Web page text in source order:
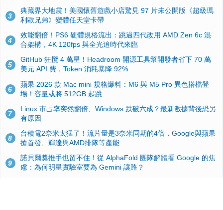
3
典藏界大地震！美國懷舊遊戲小店驚見 97 片未公開版《超級瑪
利歐兄弟》變體任天堂卡帶
4
效能翻倍！PS6 硬體規格流出：跳過四代改用 AMD Zen 6c 混
合架構，4K 120fps 與全光追時代來臨
5
GitHub 狂攬 4 萬星！Headroom 開源工具幫開發者省下 70 萬
美元 API 費，Token 消耗暴降 92%
6
蘋果 2026 款 Mac mini 規格爆料：M6 與 M5 Pro 異色搭檔登
場！容量或將 512GB 起跳
7
Linux 市占率突然翻倍、Windows 跌破六成？最新數據背後恐另
有原因
8
台積電2奈米太猛了！流片量是3奈米同期的4倍，Google與蘋果
搶首發、輝達與AMD排隊等產能
9
諾貝爾獎推手也留不住！從 AlphaFold 團隊解體看 Google 的焦
慮：為何明星實驗室要為 Gemini 讓路？